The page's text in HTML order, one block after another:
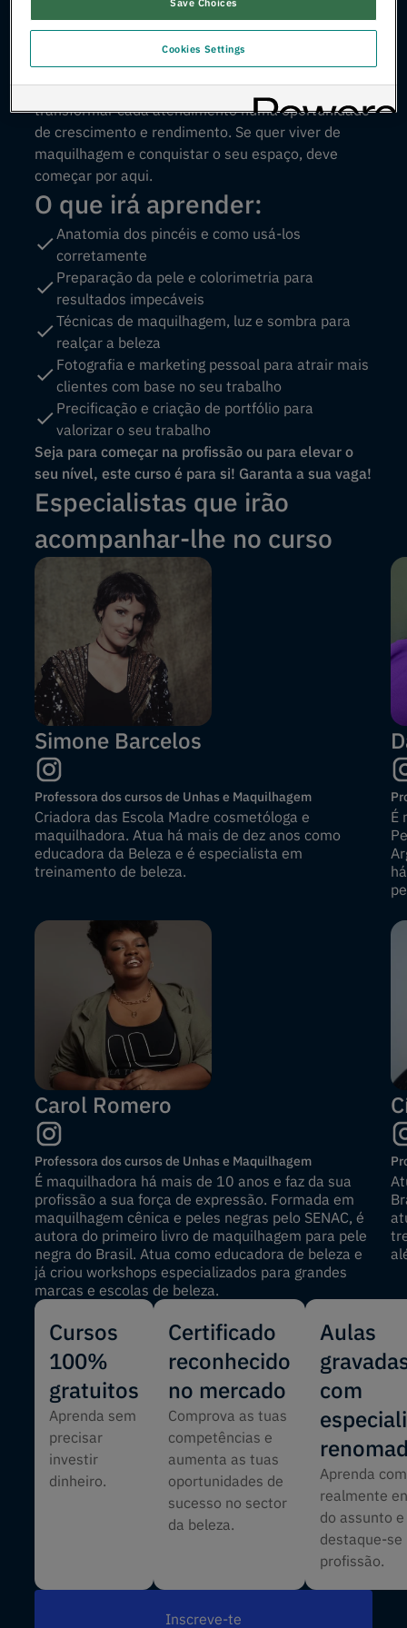
na área.
Com especialistas da área, irá dominar técnicas
essenciais, aperfeiçoar o seu trabalho e aprender a
transformar cada atendimento numa oportunidade
de crescimento e rendimento. Se quer viver de
maquilhagem e conquistar o seu espaço, deve
começar por aqui.
O que irá aprender:
Anatomia dos pincéis e como usá-los
corretamente
Preparação da pele e colorimetria para
resultados impecáveis
Técnicas de maquilhagem, luz e sombra para
realçar a beleza
Fotografia e marketing pessoal para atrair mais
clientes com base no seu trabalho
Precificação e criação de portfólio para
valorizar o seu trabalho
Seja para começar na profissão ou para elevar o
seu nível, este curso é para si! Garanta a sua vaga!
Especialistas que irão
acompanhar-lhe no curso
Simone Barcelos
Professora dos cursos de Unhas e Maquilhagem
Criadora das Escola Madre cosmetóloga e
maquilhadora. Atua há mais de dez anos como
educadora da Beleza e é especialista em
treinamento de beleza.
É
Carol Romero
Professora dos cursos de Unhas e Maquilhagem
É maquilhadora há mais de 10 anos e faz da sua
profissão a sua força de expressão. Formada em
maquilhagem cênica e peles negras pelo SENAC, é
autora do primeiro livro de maquilhagem para pele
negra do Brasil. Atua como educadora de beleza e
já criou workshops especializados para grandes
marcas e escolas de beleza.
Cursos
100%
gratuitos
Aprenda sem
precisar
investir
dinheiro.
Certificado
reconhecido
no mercado
Comprova as tuas
competências e
aumenta as tuas
oportunidades de
sucesso no sector
da beleza.
Aulas
com
Aprenda
realmente
do assunto e
destaque-se
profissão.
Inscreve-te
Cookies Settings